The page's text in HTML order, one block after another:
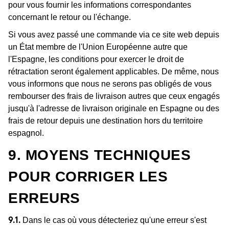
pour vous fournir les informations correspondantes
concernant le retour ou l'échange.
Si vous avez passé une commande via ce site web depuis
un État membre de l'Union Européenne autre que
l'Espagne, les conditions pour exercer le droit de
rétractation seront également applicables. De même, nous
vous informons que nous ne serons pas obligés de vous
rembourser des frais de livraison autres que ceux engagés
jusqu'à l'adresse de livraison originale en Espagne ou des
frais de retour depuis une destination hors du territoire
espagnol.
9. MOYENS TECHNIQUES
POUR CORRIGER LES
ERREURS
9.1. Dans le cas où vous détecteriez qu'une erreur s'est